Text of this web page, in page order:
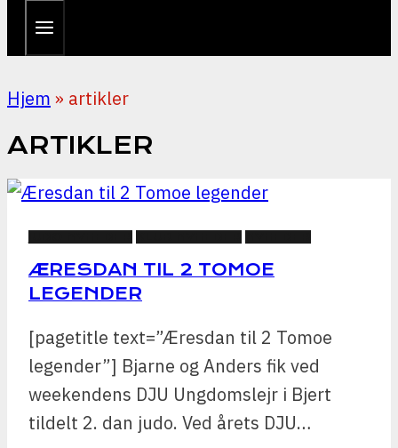
Hjem » artikler
ARTIKLER
ÆRESDAN TIL 2 TOMOE
LEGENDER
[pagetitle text=”Æresdan til 2 Tomoe
legender”] Bjarne og Anders fik ved
weekendens DJU Ungdomslejr i Bjert
tildelt 2. dan judo. Ved årets DJU…